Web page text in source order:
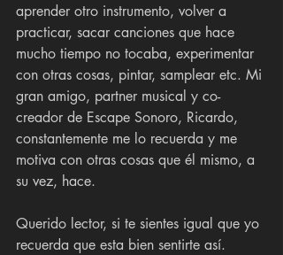
aprender otro instrumento, volver a
practicar, sacar canciones que hace
mucho tiempo no tocaba, experimentar
con otras cosas, pintar, samplear etc. Mi
gran amigo, partner musical y co-
creador de Escape Sonoro, Ricardo,
constantemente me lo recuerda y me
motiva con otras cosas que él mismo, a
su vez, hace.
Querido lector, si te sientes igual que yo
recuerda que esta bien sentirte así.